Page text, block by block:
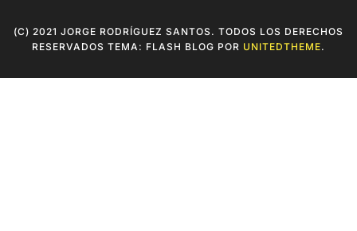
(C) 2021 JORGE RODRÍGUEZ SANTOS. TODOS LOS DERECHOS
RESERVADOS TEMA: FLASH BLOG POR UNITEDTHEME.